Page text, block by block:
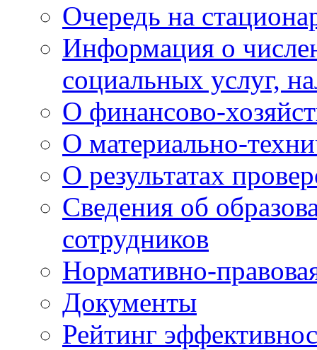
Очередь на
Информация о
социальных услуг,
О финансово-
О материально-
О результатах
Сведения об
сотрудников
Нормативно-
Документы
Рейтинг